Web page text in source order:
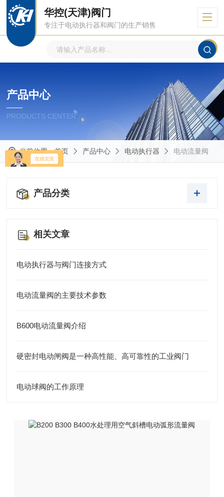
华控(天津)阀门
专注于电动执行器和阀门的生产销售
产品中心
PRODUCTS CENTER
当前位置：首页 产品中心 电动执行器 电动流量阀
产品分类
相关文章
电动执行器与阀门连接方式
电动流量阀的主要技术参数
B600电动流量阀介绍
硬密封电动闸阀是一种高性能、高可靠性的工业阀门
电动球阀的工作原理